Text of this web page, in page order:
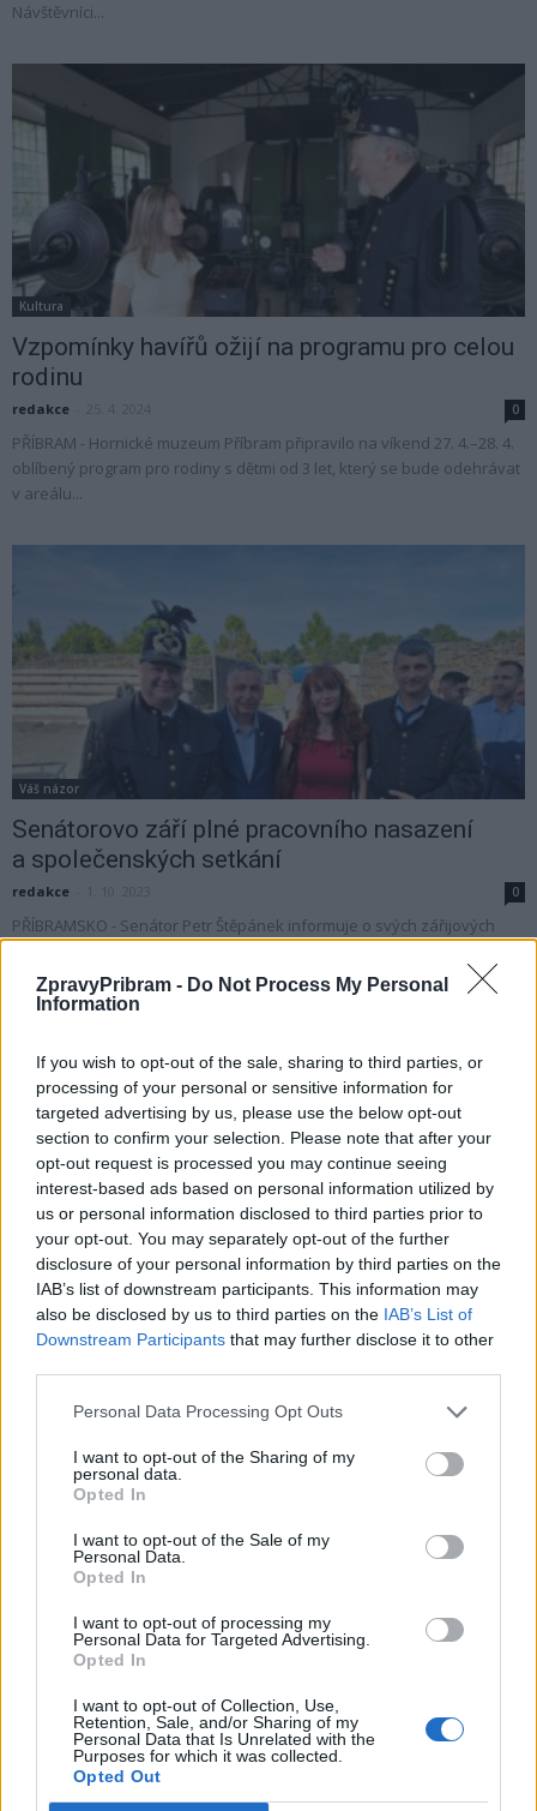
ZpravyPribram - Do Not Process My Personal
Information
If you wish to opt-out of the sale, sharing to third parties, or
processing of your personal or sensitive information for
targeted advertising by us, please use the below opt-out
section to confirm your selection. Please note that after your
opt-out request is processed you may continue seeing
interest-based ads based on personal information utilized by
us or personal information disclosed to third parties prior to
your opt-out. You may separately opt-out of the further
disclosure of your personal information by third parties on the
IAB’s list of downstream participants. This information may
also be disclosed by us to third parties on the IAB’s List of
Downstream Participants that may further disclose it to other
Personal Data Processing Opt Outs
I want to opt-out of the Sharing of my
personal data.
Opted In
I want to opt-out of the Sale of my
Personal Data.
Opted In
I want to opt-out of processing my
Personal Data for Targeted Advertising.
Opted In
I want to opt-out of Collection, Use,
Retention, Sale, and/or Sharing of my
Personal Data that Is Unrelated with the
Purposes for which it was collected.
Opted Out
Návštěvníci...
Kultura
Vzpomínky havířů ožijí na programu pro celou
rodinu
redakce 0
PŘÍBRAM - Hornické muzeum Příbram připravilo na víkend 27. 4.–28. 4.
oblíbený program pro rodiny s dětmi od 3 let, který se bude odehrávat
v areálu...
Váš názor
Senátorovo září plné pracovního nasazení
a společenských setkání
redakce 0
PŘÍBRAMSKO - Senátor Petr Štěpánek informuje o svých zářijových
Senátu pro záležitosti Evropské unie především o...
Zpravodajství
Město si připomnělo 130. výročí březohorské
důlní katastrofy
Radek Ctibor - 2. 6. 2022
PŘÍBRAM - Letos uplynulo 130 let od důlního neštěstí na dole Marie,
příbramském...
Zpravodajství
Při Hornických slavnostech bude kino